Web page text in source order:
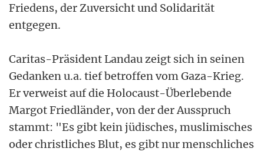
Friedens, der Zuversicht und Solidarität
entgegen.
Caritas-Präsident Landau zeigt sich in seinen
Gedanken u.a. tief betroffen vom Gaza-Krieg.
Er verweist auf die Holocaust-Überlebende
Margot Friedländer, von der der Ausspruch
stammt: "Es gibt kein jüdisches, muslimisches
oder christliches Blut, es gibt nur menschliches